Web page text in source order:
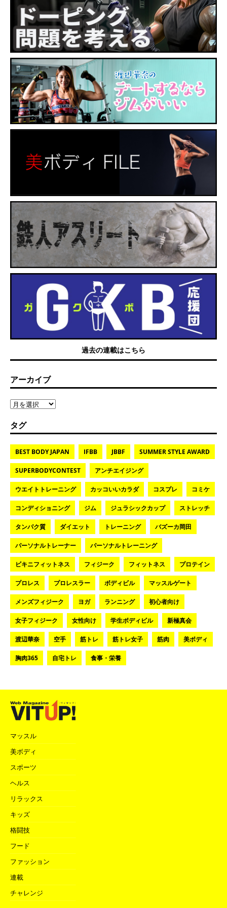
過去の連載はこちら
アーカイブ
タグ
BEST BODY JAPAN IFBB JBBF SUMMER STYLE AWARD
SUPERBODYCONTEST アンチエイジング
ウエイトトレーニング カッコいいカラダ コスプレ コミケ
コンディショニング ジム ジュラシックカップ ストレッチ
タンパク質 ダイエット トレーニング バズーカ岡田
パーソナルトレーナー パーソナルトレーニング
ビキニフィットネス フィジーク フィットネス プロテイン
プロレス プロレスラー ボディビル マッスルゲート
メンズフィジーク ヨガ ランニング 初心者向け
女子フィジーク 女性向け 学生ボディビル 新極真会
渡辺華奈 空手 筋トレ 筋トレ女子 筋肉 美ボディ
胸肉365 自宅トレ 食事・栄養
マッスル
美ボディ
スポーツ
ヘルス
リラックス
キッズ
格闘技
フード
ファッション
連載
チャレンジ